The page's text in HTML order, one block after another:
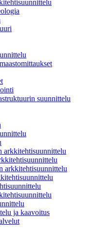
suunnittelu
arkkitehtisuunnittelu
arkkitehtisuunnittelu
ja kaavoitus